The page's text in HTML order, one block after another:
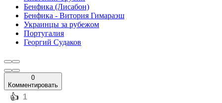
Бенфика (Лисабон)
Бенфика - Витория Гимараэш
Украинцы за рубежом
Португалия
Георгий Судаков
0
Комментировать
️👍 1